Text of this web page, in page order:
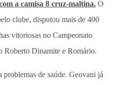
a camisa 8 cruz-maltina. O
clube, disputou mais de 400
vitoriosas no Campeonato
Roberto Dinamite e Romário.
de saúde. Geovani já